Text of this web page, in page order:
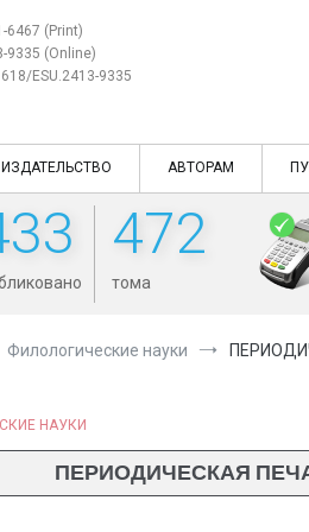
6467 (Print)
9335 (Online)
ESU.2413-9335
АВТОРАМ
472
тома
Филологические науки
НАУКИ
ПЕРИОДИЧЕСКАЯ